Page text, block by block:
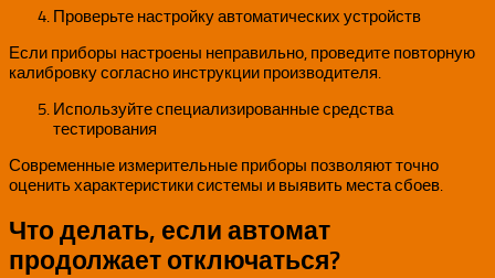
Проверьте настройку автоматических устройств
Если приборы настроены неправильно, проведите повторную
калибровку согласно инструкции производителя.
Используйте специализированные средства
тестирования
Современные измерительные приборы позволяют точно
оценить характеристики системы и выявить места сбоев.
Что делать, если автомат
продолжает отключаться?